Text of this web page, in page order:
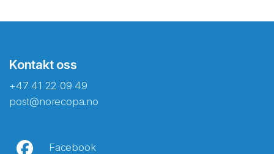
Kontakt oss
+47 41 22 09 49
post@norecopa.no
Facebook